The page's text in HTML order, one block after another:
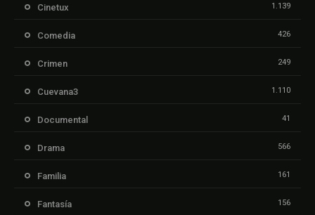
Cinetux 1.139
Comedia 426
Crimen 249
Cuevana3 1.110
Documental 41
Drama 566
Familia 161
Fantasía 156